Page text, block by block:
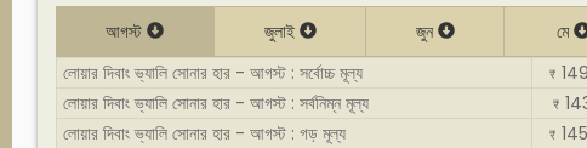
আগস্ট জুলাই জুন
মে
লোয়ার দিবাং ভ্যালি সোনার হার - আগস্ট : সর্বোচ্চ মূল্য
₹
লোয়ার দিবাং ভ্যালি সোনার হার - আগস্ট : সর্বনিম্ন মূল্য
₹
লোয়ার দিবাং ভ্যালি সোনার হার - আগস্ট : গড় মূল্য
₹